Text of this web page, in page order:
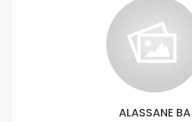
ALASSANE BA